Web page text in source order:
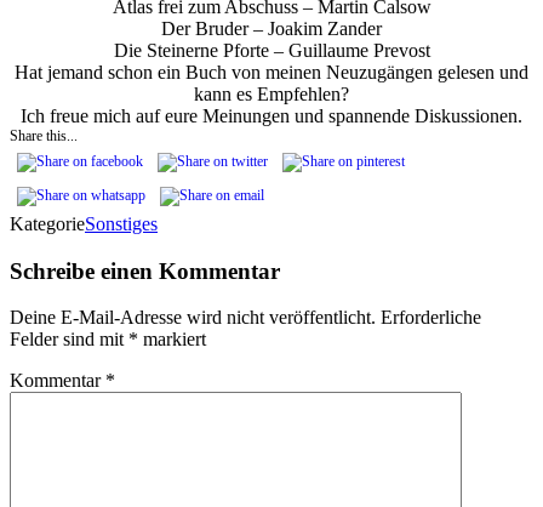
Atlas frei zum Abschuss – Martin Calsow
Der Bruder – Joakim Zander
Die Steinerne Pforte – Guillaume Prevost
Hat jemand schon ein Buch von meinen Neuzugängen gelesen und
kann es Empfehlen?
Ich freue mich auf eure Meinungen und spannende Diskussionen.
Share this...
KategorieSonstiges
Schreibe einen Kommentar
Deine E-Mail-Adresse wird nicht veröffentlicht. Erforderliche
Felder sind mit * markiert
Kommentar *